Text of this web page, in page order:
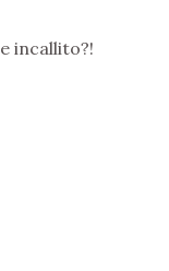
incallito?!